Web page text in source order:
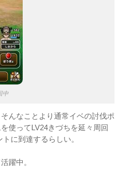
中
んなことより通常イベの討伐ポ
使ってLV24きづちを延々周回
に到達するらしい。
躍中。